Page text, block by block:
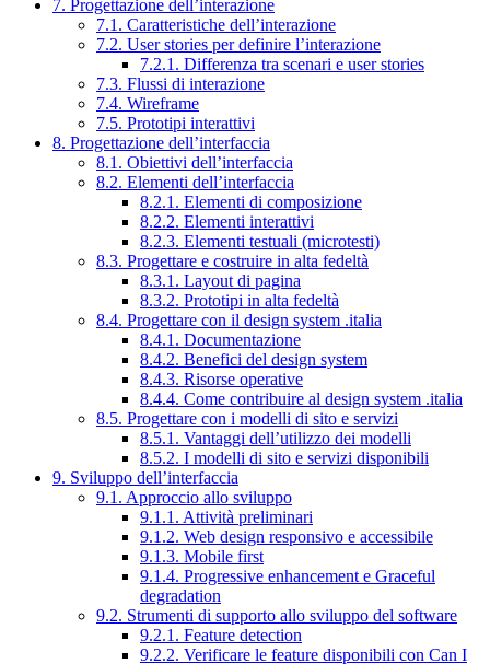
7. Progettazione dell’interazione
7.1. Caratteristiche dell’interazione
7.2. User stories per definire l’interazione
7.2.1. Differenza tra scenari e user stories
7.3. Flussi di interazione
7.4. Wireframe
7.5. Prototipi interattivi
8. Progettazione dell’interfaccia
8.1. Obiettivi dell’interfaccia
8.2. Elementi dell’interfaccia
8.2.1. Elementi di composizione
8.2.2. Elementi interattivi
8.2.3. Elementi testuali (microtesti)
8.3. Progettare e costruire in alta fedeltà
8.3.1. Layout di pagina
8.3.2. Prototipi in alta fedeltà
8.4. Progettare con il design system .italia
8.4.1. Documentazione
8.4.2. Benefici del design system
8.4.3. Risorse operative
8.4.4. Come contribuire al design system .italia
8.5. Progettare con i modelli di sito e servizi
8.5.1. Vantaggi dell’utilizzo dei modelli
8.5.2. I modelli di sito e servizi disponibili
9. Sviluppo dell’interfaccia
9.1. Approccio allo sviluppo
9.1.1. Attività preliminari
9.1.2. Web design responsivo e accessibile
9.1.3. Mobile first
9.1.4. Progressive enhancement e Graceful
degradation
9.2. Strumenti di supporto allo sviluppo del software
9.2.1. Feature detection
9.2.2. Verificare le feature disponibili con Can I